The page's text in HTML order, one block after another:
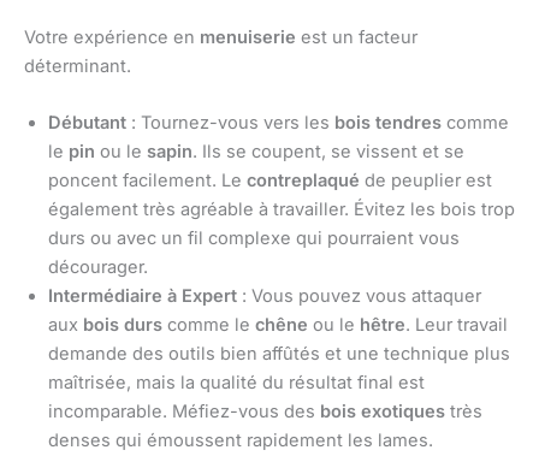
Votre expérience en menuiserie est un facteur
déterminant.
Débutant : Tournez-vous vers les bois tendres comme
le pin ou le sapin. Ils se coupent, se vissent et se
poncent facilement. Le contreplaqué de peuplier est
également très agréable à travailler. Évitez les bois trop
durs ou avec un fil complexe qui pourraient vous
décourager.
Intermédiaire à Expert : Vous pouvez vous attaquer
aux bois durs comme le chêne ou le hêtre. Leur travail
demande des outils bien affûtés et une technique plus
maîtrisée, mais la qualité du résultat final est
incomparable. Méfiez-vous des bois exotiques très
denses qui émoussent rapidement les lames.